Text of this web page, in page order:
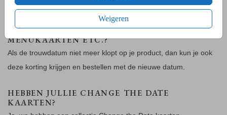
Weigeren
GELDT DEZE KORTING OOK VOOR
PRODUCTEN ZOALS WELKOMSTBORD,
MENUKAARTEN ETC.?
Als de trouwdatum niet meer klopt op je product, dan kun je ook
deze korting krijgen en bestellen met de nieuwe datum.
HEBBEN JULLIE CHANGE THE DATE
KAARTEN?